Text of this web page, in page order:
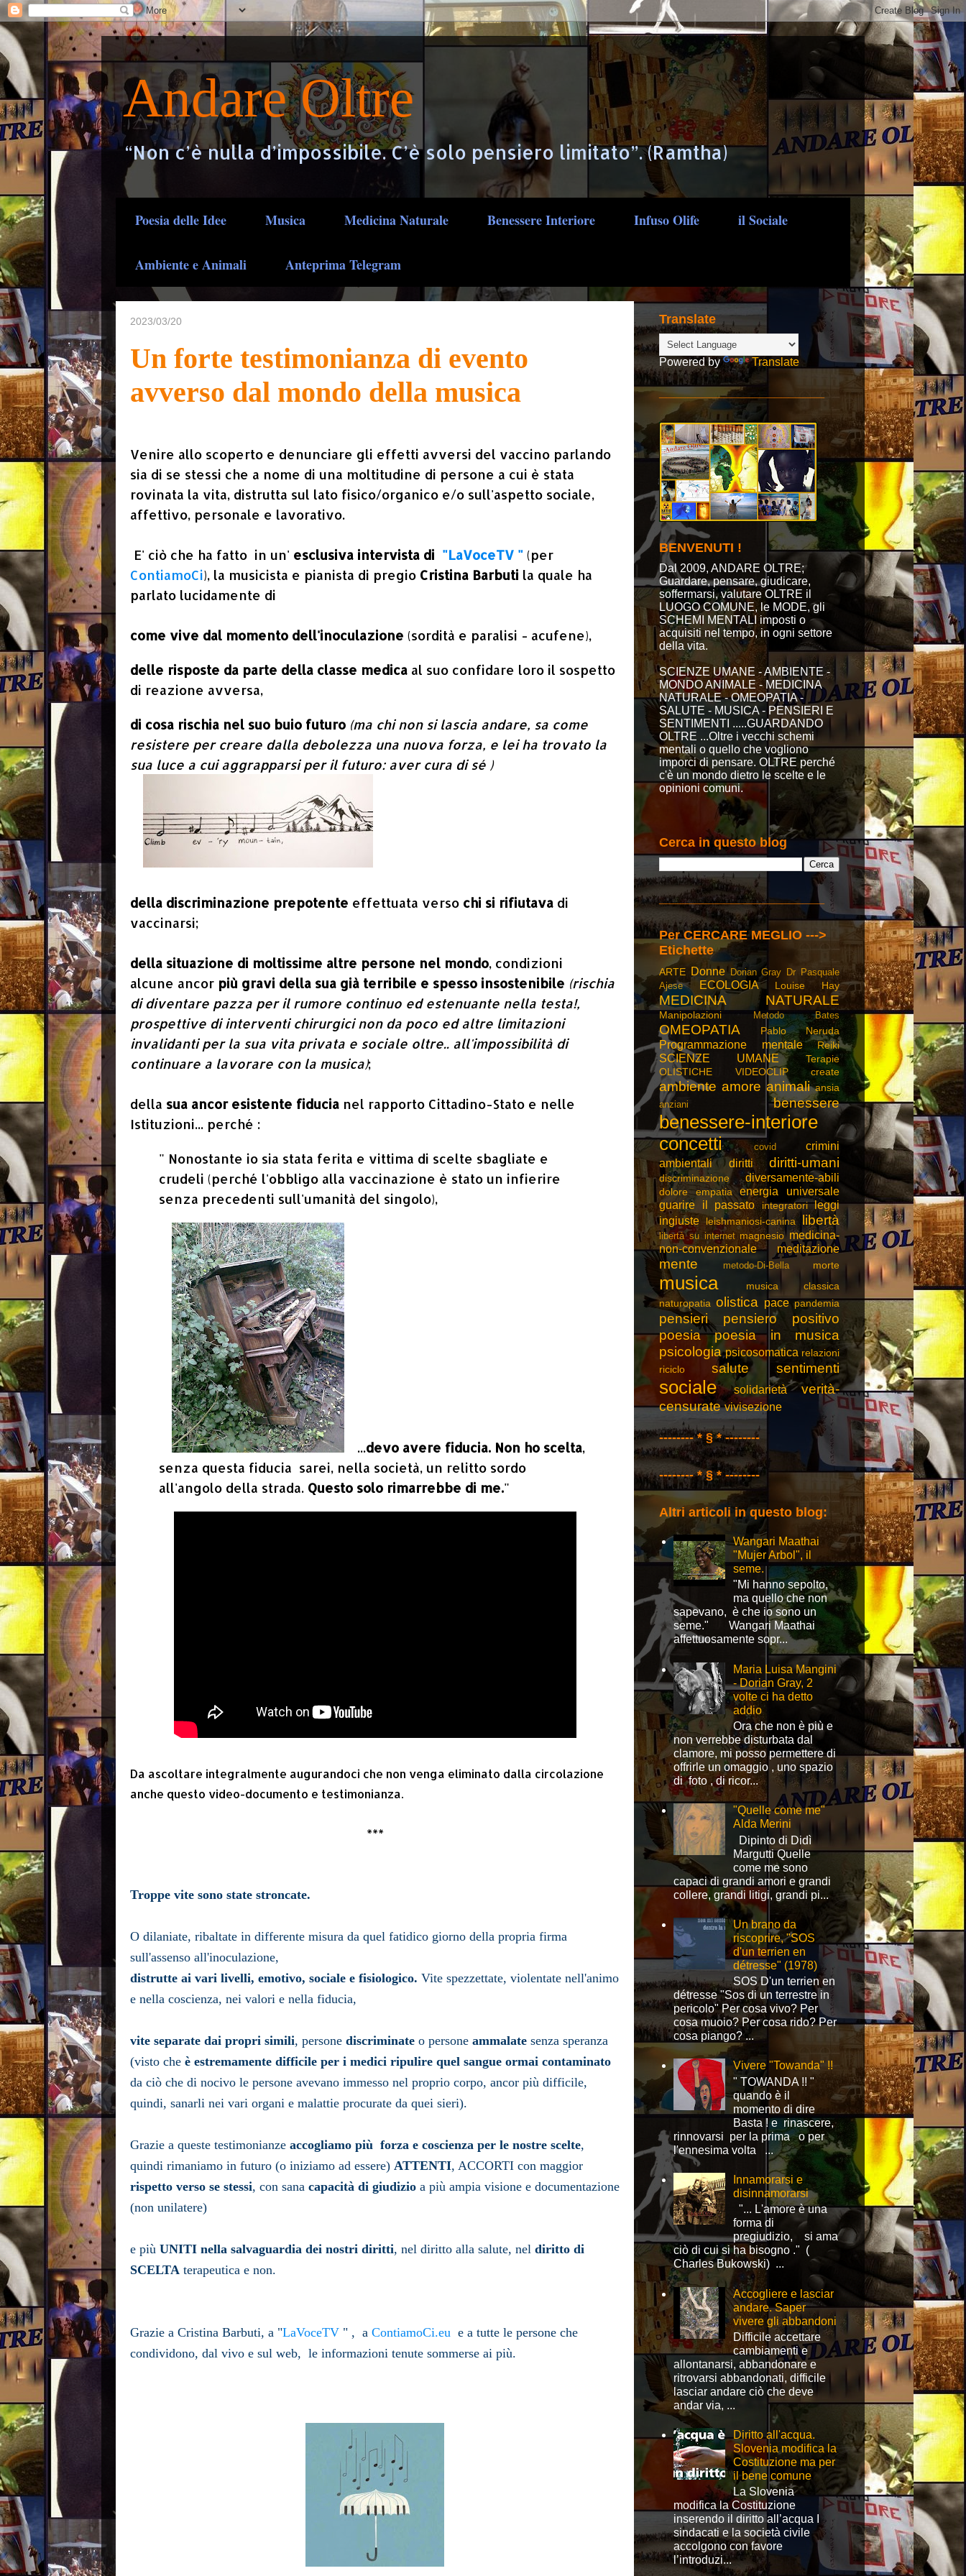
Andare Oltre
“Non c’è nulla d’impossibile. C’è solo pensiero limitato”. (Ramtha)
Poesia delle Idee Musica Medicina Naturale Benessere Interiore Infuso Olife il Sociale
Ambiente e Animali Anteprima Telegram
2023/03/20
Un forte testimonianza di evento
avverso dal mondo della musica
Venire allo scoperto e denunciare gli effetti avversi del vaccino parlando
sia di se stessi che a nome di una moltitudine di persone a cui è stata
rovinata la vita, distrutta sul lato fisico/organico e/o sull'aspetto sociale,
affettivo, personale e lavorativo.
E' ciò che ha fatto in un' esclusiva intervista di "LaVoceTV " (per
ContiamoCi), la musicista e pianista di pregio Cristina Barbuti la quale ha
parlato lucidamente di
come vive dal momento dell'inoculazione (sordità e paralisi - acufene),
delle risposte da parte della classe medica al suo confidare loro il sospetto
di reazione avversa,
di cosa rischia nel suo buio futuro (ma chi non si lascia andare, sa come
resistere per creare dalla debolezza una nuova forza, e lei ha trovato la
sua luce a cui aggrapparsi per il futuro: aver cura di sé )
della discriminazione prepotente effettuata verso chi si rifiutava di
vaccinarsi;
della situazione di moltissime altre persone nel mondo, condizioni
alcune ancor più gravi della sua già terribile e spesso insostenibile (rischia
di diventare pazza per il rumore continuo ed estenuante nella testa!,
prospettive di interventi chirurgici non da poco ed altre limitazioni
invalidanti per la sua vita privata e sociale oltre.. all'impossibilità di
continuare a lavorare con la musica);
della sua ancor esistente fiducia nel rapporto Cittadino-Stato e nelle
Istituzioni... perché :
" Nonostante io sia stata ferita e vittima di scelte sbagliate e
crudeli (perché l'obbligo alla vaccinazione è stato un infierire
senza precedenti sull'umanità del singolo),
...devo avere fiducia. Non ho scelta,
senza questa fiducia sarei, nella società, un relitto sordo
all'angolo della strada. Questo solo rimarrebbe di me."
Da ascoltare integralmente augurandoci che non venga eliminato dalla circolazione
anche questo video-documento e testimonianza.
***
Troppe vite sono state stroncate.
O dilaniate, ribaltate in differente misura da quel fatidico giorno della propria firma
sull'assenso all'inoculazione,
distrutte ai vari livelli, emotivo, sociale e fisiologico. Vite spezzettate, violentate nell'animo
e nella coscienza, nei valori e nella fiducia,
vite separate dai propri simili, persone discriminate o persone ammalate senza speranza
(visto che è estremamente difficile per i medici ripulire quel sangue ormai contaminato
da ciò che di nocivo le persone avevano immesso nel proprio corpo, ancor più difficile,
quindi, sanarli nei vari organi e malattie procurate da quei sieri).
Grazie a queste testimonianze accogliamo più forza e coscienza per le nostre scelte,
quindi rimaniamo in futuro (o iniziamo ad essere) ATTENTI, ACCORTI con maggior
rispetto verso se stessi, con sana capacità di giudizio a più ampia visione e documentazione
(non unilatere)
e più UNITI nella salvaguardia dei nostri diritti, nel diritto alla salute, nel diritto di
SCELTA terapeutica e non.
Grazie a Cristina Barbuti, a "LaVoceTV " , a ContiamoCi.eu e a tutte le persone che
condividono, dal vivo e sul web, le informazioni tenute sommerse ai più.
Translate
Powered by Translate
_______________________
BENVENUTI !
Dal 2009, ANDARE OLTRE;
Guardare, pensare, giudicare,
soffermarsi, valutare OLTRE il
LUOGO COMUNE, le MODE, gli
SCHEMI MENTALI imposti o
acquisiti nel tempo, in ogni settore
della vita.
SCIENZE UMANE - AMBIENTE -
MONDO ANIMALE - MEDICINA
NATURALE - OMEOPATIA -
SALUTE - MUSICA - PENSIERI E
SENTIMENTI .....GUARDANDO
OLTRE ...Oltre i vecchi schemi
mentali o quello che vogliono
imporci di pensare. OLTRE perché
c'è un mondo dietro le scelte e le
opinioni comuni.
Cerca in questo blog
_______________________
Per CERCARE MEGLIO --->
Etichette
ARTE Donne Dorian Gray Dr Pasquale
Ajese
ECOLOGIA Louise Hay
MEDICINA NATURALE
Manipolazioni Metodo Bates
OMEOPATIA Pablo Neruda
Programmazione mentale Reiki
SCIENZE UMANE
Terapie
OLISTICHE
VIDEOCLIP create
ambiente amore animali ansia
anziani benessere
benessere-interiore
concetti
covid
crimini
ambientali
diritti diritti-umani
discriminazione diversamente-abili
dolore empatia
energia universale
guarire
il passato integratori leggi
ingiuste leishmaniosi-canina libertà
libertà su internet magnesio medicina-
non-convenzionale
meditazione
mente metodo-Di-Bella morte
musica
musica classica
naturopatia olistica pace pandemia
pensieri
pensiero positivo
poesia
poesia in musica
psicologia psicosomatica relazioni
riciclo
salute sentimenti
sociale solidarietà
verità-
censurate vivisezione
-------- * § * --------
-------- * § * --------
Altri articoli in questo blog:
Wangari Maathai
"Mujer Arbol", il
seme.
"Mi hanno sepolto,
ma quello che non
sapevano, è che io sono un
seme." Wangari Maathai
affettuosamente sopr...
Maria Luisa Mangini
- Dorian Gray, 2
volte ci ha detto
addio
Ora che non è più e
non verrebbe disturbata dal
clamore, mi posso permettere di
offrirle un omaggio , uno spazio
di foto , di ricor...
"Quelle come me"
Alda Merini
Dipinto di Didì
Margutti Quelle
come me sono
capaci di grandi amori e grandi
collere, grandi litigi, grandi pi...
Un brano da
riscoprire, "SOS
d'un terrien en
détresse" (1978)
SOS D'un terrien en
détresse "Sos di un terrestre in
pericolo" Per cosa vivo? Per
cosa muoio? Per cosa rido? Per
cosa piango? ...
Vivere "Towanda" !!
" TOWANDA !! "
quando è il
momento di dire
Basta ! e rinascere,
rinnovarsi per la prima o per
l'ennesima volta ...
Innamorarsi e
disinnamorarsi
"... L'amore è una
forma di
pregiudizio, si ama
ciò di cui si ha bisogno ." (
Charles Bukowski) ...
Accogliere e lasciar
andare. Saper
vivere gli abbandoni
Difficile accettare
cambiamenti e
allontanarsi, abbandonare e
ritrovarsi abbandonati, difficile
lasciar andare ciò che deve
andar via, ...
Diritto all'acqua.
Slovenia modifica la
Costituzione ma per
il bene comune
La Slovenia
modifica la Costituzione
inserendo il diritto all’acqua I
sindacati e la società civile
accolgono con favore
l’introduzi...